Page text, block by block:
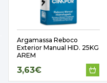
Argamassa Reboco
Exterior Manual HID. 25KG
AREM
3,63€